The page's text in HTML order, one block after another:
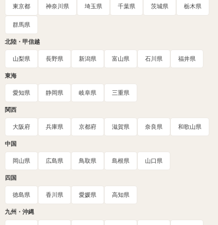
東京都 神奈川県 埼玉県 千葉県 茨城県 栃木県
群馬県
北陸・甲信越
山梨県 長野県 新潟県 富山県 石川県 福井県
東海
愛知県 静岡県 岐阜県 三重県
関西
大阪府 兵庫県 京都府 滋賀県 奈良県 和歌山県
中国
岡山県 広島県 鳥取県 島根県 山口県
四国
徳島県 香川県 愛媛県 高知県
九州・沖縄